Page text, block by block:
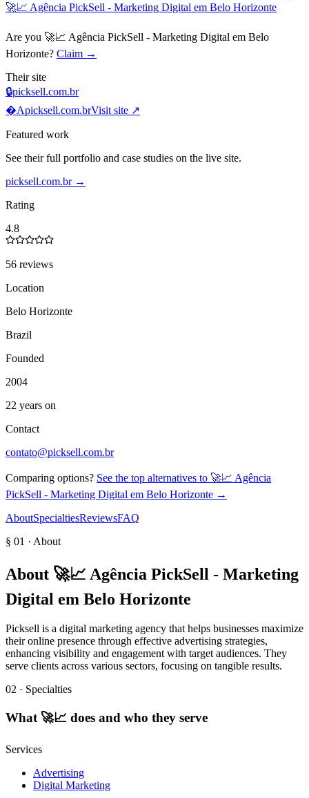
🚀📈 Agência PickSell - Marketing Digital em Belo Horizonte
Are you 🚀📈 Agência PickSell - Marketing Digital em Belo
Horizonte? Claim →
Their site
🔒picksell.com.br
Apicksell.com.brVisit site ↗
Featured work
See their full portfolio and case studies on the live site.
picksell.com.br→
Rating
4.8
56 reviews
Location
Belo Horizonte
Brazil
Founded
2004
22 years on
Contact
contato@picksell.com.br
Comparing options? See the top alternatives to 🚀📈 Agência
PickSell - Marketing Digital em Belo Horizonte →
AboutSpecialtiesReviewsFAQ
§ 01 · About
About 🚀📈 Agência PickSell - Marketing
Digital em Belo Horizonte
Picksell is a digital marketing agency that helps businesses maximize
their online presence through effective advertising strategies,
enhancing visibility and engagement with target audiences. They
serve clients across various sectors, focusing on tangible results.
02 · Specialties
What 🚀📈 does and who they serve
Services
Advertising
Digital Marketing